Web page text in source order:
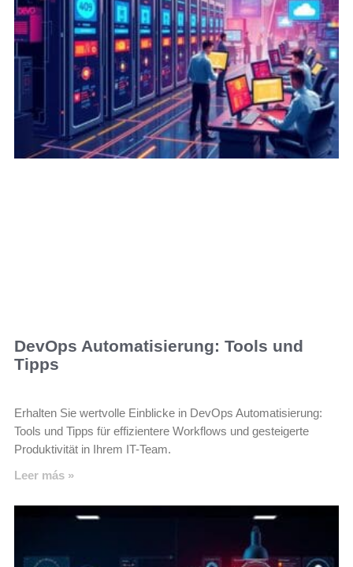
DevOps Automatisierung: Tools und
Tipps
Erhalten Sie wertvolle Einblicke in DevOps Automatisierung:
Tools und Tipps für effizientere Workflows und gesteigerte
Produktivität in Ihrem IT-Team.
Leer más »